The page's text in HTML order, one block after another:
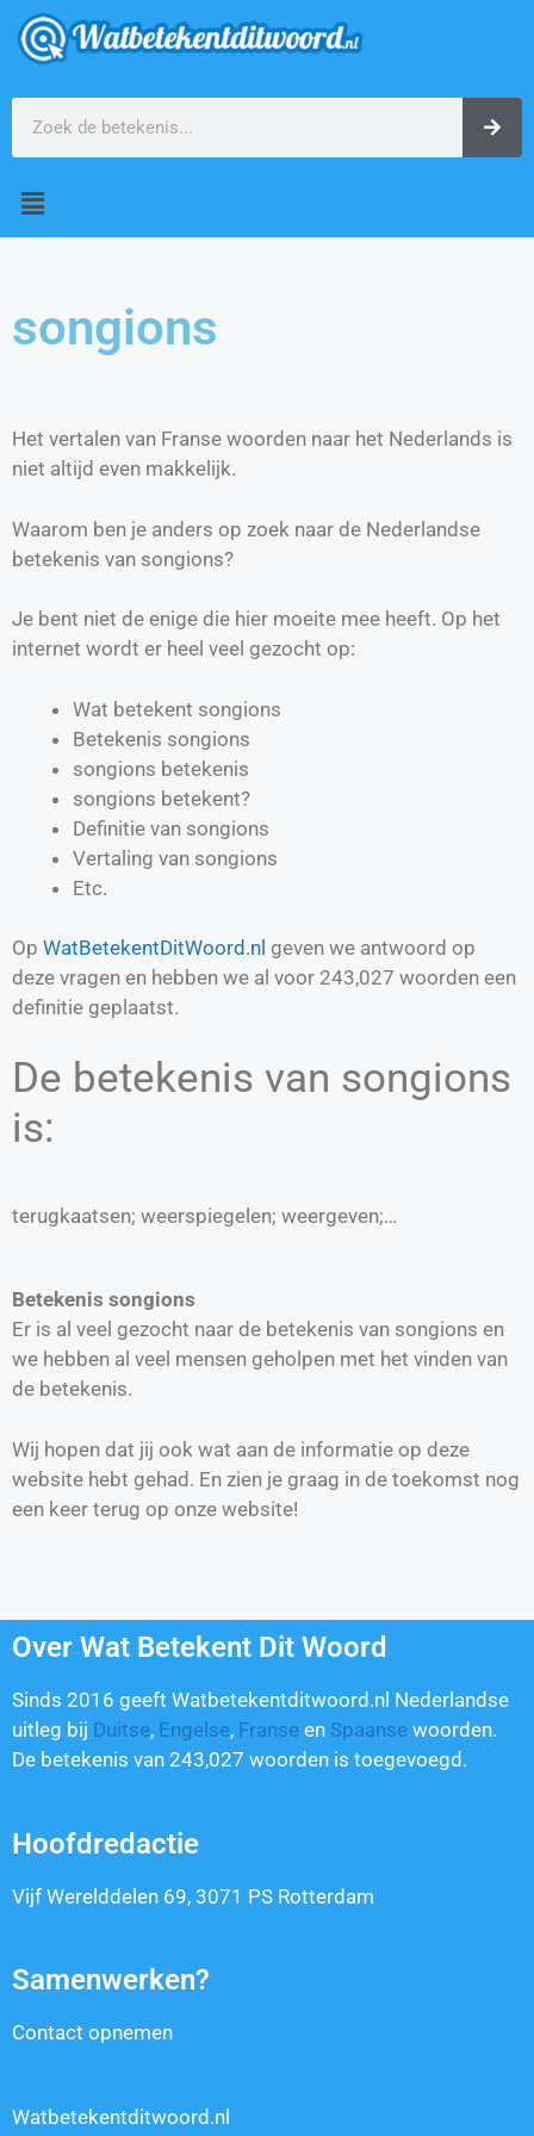
songions
Het vertalen van Franse woorden naar het Nederlands is
niet altijd even makkelijk.
Waarom ben je anders op zoek naar de Nederlandse
betekenis van songions?
Je bent niet de enige die hier moeite mee heeft. Op het
internet wordt er heel veel gezocht op:
Wat betekent songions
Betekenis songions
songions betekenis
songions betekent?
Definitie van songions
Vertaling van songions
Etc.
Op WatBetekentDitWoord.nl geven we antwoord op
deze vragen en hebben we al voor 243,027 woorden een
definitie geplaatst.
De betekenis van songions
is:
terugkaatsen; weerspiegelen; weergeven;…
Betekenis songions
Er is al veel gezocht naar de betekenis van songions en
we hebben al veel mensen geholpen met het vinden van
de betekenis.
Wij hopen dat jij ook wat aan de informatie op deze
website hebt gehad. En zien je graag in de toekomst nog
een keer terug op onze website!
Over Wat Betekent Dit Woord
Sinds 2016 geeft Watbetekentditwoord.nl Nederlandse
uitleg bij Duitse, Engelse, Franse en Spaanse woorden.
De betekenis van 243,027 woorden is toegevoegd.
Hoofdredactie
Vijf Werelddelen 69, 3071 PS Rotterdam
Samenwerken?
Contact opnemen
Watbetekentditwoord.nl